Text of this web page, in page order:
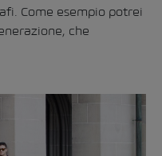
Come esempio potrei
che